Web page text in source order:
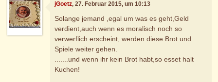
jGoetz, 27. Februar 2015, um 10:13
Solange jemand ,egal um was es geht,Geld
verdient,auch wenn es moralisch noch so
verwerflich erscheint, werden diese Brot und
Spiele weiter gehen.
.......und wenn ihr kein Brot habt,so esset halt
Kuchen!